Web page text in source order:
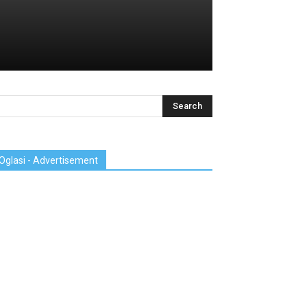
- Advertisement